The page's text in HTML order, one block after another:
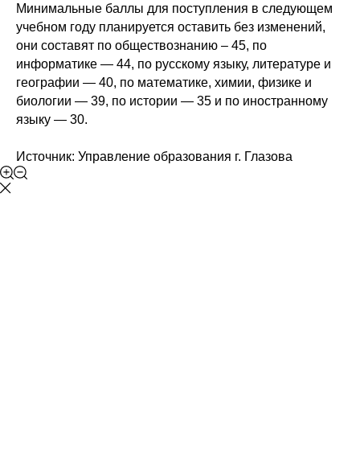
Минимальные баллы для поступления в следующем
учебном году планируется оставить без изменений,
они составят по обществознанию – 45, по
информатике — 44, по русскому языку, литературе и
географии — 40, по математике, химии, физике и
биологии — 39, по истории — 35 и по иностранному
языку — 30.
Источник: Управление образования г. Глазова